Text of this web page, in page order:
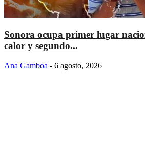
Sonora ocupa primer lugar
calor y segundo...
Ana Gamboa - 6 agosto, 2026